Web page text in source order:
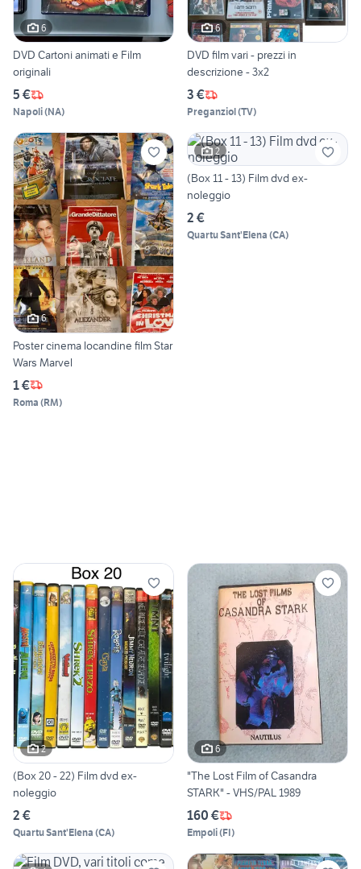
6
DVD Cartoni animati e Film
originali
5 €
Napoli(NA)
6
DVD film vari - prezzi in
descrizione - 3x2
3 €
Preganziol(TV)
6
Poster cinema locandine film Star
Wars Marvel
1 €
Roma (RM)
2
(Box 11 - 13) Film dvd ex-
noleggio
2 €
Quartu Sant'Elena (CA)
2
(Box 20 - 22) Film dvd ex-
noleggio
2 €
Quartu Sant'Elena (CA)
6
"The Lost Film of Casandra
STARK" - VHS/PAL 1989
160 €
Empoli(FI)